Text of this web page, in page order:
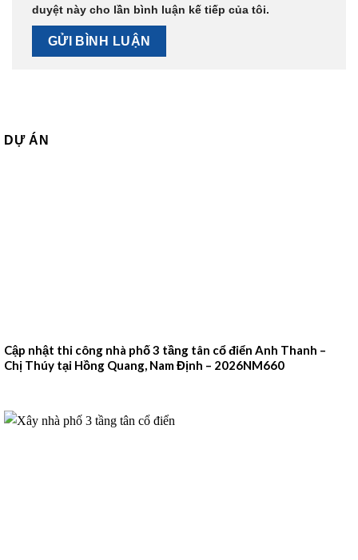
duyệt này cho lần bình luận kế tiếp của tôi.
DỰ ÁN
Cập nhật thi công nhà phố 3 tầng tân cổ điển Anh Thanh –
Chị Thúy tại Hồng Quang, Nam Định – 2026NM660